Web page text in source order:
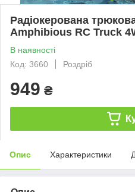
Радіокерована
Amphibious RC Truck
В наявності
Код: 3660
Роздріб
949 ₴
Опис Характеристики